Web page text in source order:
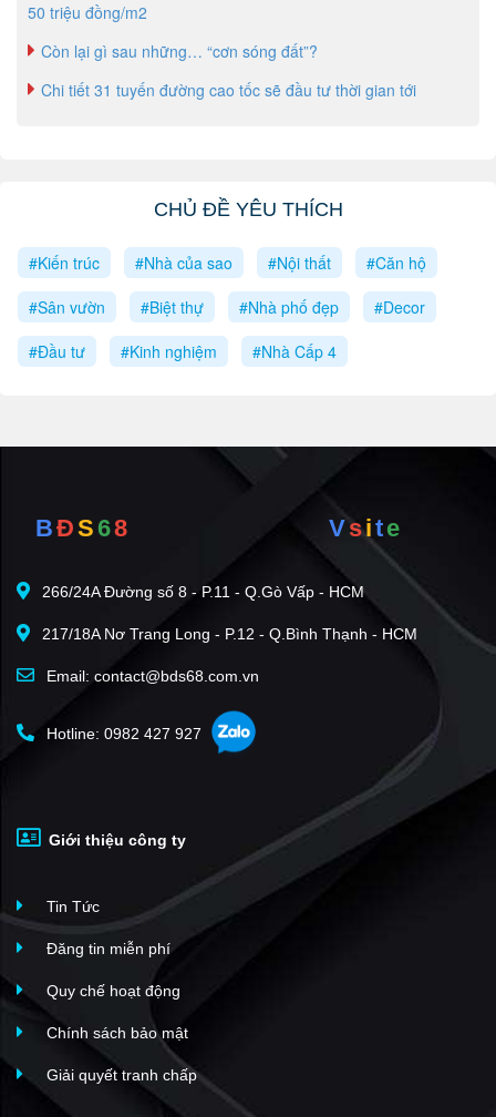
50 triệu đồng/m2
Còn lại gì sau những… “cơn sóng đất”?
Chi tiết 31 tuyến đường cao tốc sẽ đầu tư thời gian tới
CHỦ ĐỀ YÊU THÍCH
#Kiến trúc #Nhà của sao #Nội thất
#Căn hộ
#Sân vườn
#Biệt thự #Nhà phố đẹp
#Decor
#Đầu tư
#Kinh nghiệm #Nhà Cấp 4
BĐS68 Vsite
266/24A Đường số 8 - P.11 - Q.Gò Vấp - HCM
217/18A Nơ Trang Long - P.12 - Q.Bình Thạnh - HCM
Email: contact@bds68.com.vn
Hotline: 0982 427 927
Giới thiệu công ty
Tin Tức
Đăng tin miễn phí
Quy chế hoạt động
Chính sách bảo mật
Giải quyết tranh chấp